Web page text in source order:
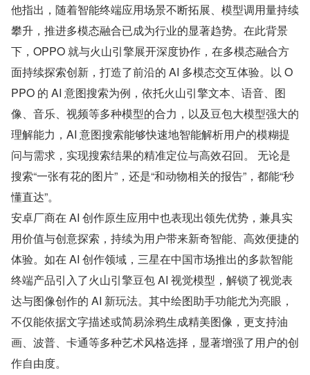
他指出，随着智能终端应用场景不断拓展、模型调用量持续
攀升，推进多模态融合已成为行业的显著趋势。在此背景
下，OPPO 就与火山引擎展开深度协作，在多模态融合方
面持续探索创新，打造了前沿的 AI 多模态交互体验。以 O
PPO 的 AI 意图搜索为例，依托火山引擎文本、语音、图
像、音乐、视频等多种模型的合力，以及豆包大模型强大的
理解能力，AI 意图搜索能够快速地智能解析用户的模糊提
问与需求，实现搜索结果的精准定位与高效召回。 无论是
搜索“一张有花的图片”，还是“和动物相关的报告”，都能“秒
懂直达”。
安卓厂商在 AI 创作原生应用中也表现出领先优势，兼具实
用价值与创意探索，持续为用户带来新奇智能、高效便捷的
体验。如在 AI 创作领域，三星在中国市场推出的多款智能
终端产品引入了火山引擎豆包 AI 视觉模型，解锁了视觉表
达与图像创作的 AI 新玩法。其中绘图助手功能尤为亮眼，
不仅能依据文字描述或简易涂鸦生成精美图像，更支持油
画、波普、卡通等多种艺术风格选择，显著增强了用户的创
作自由度。